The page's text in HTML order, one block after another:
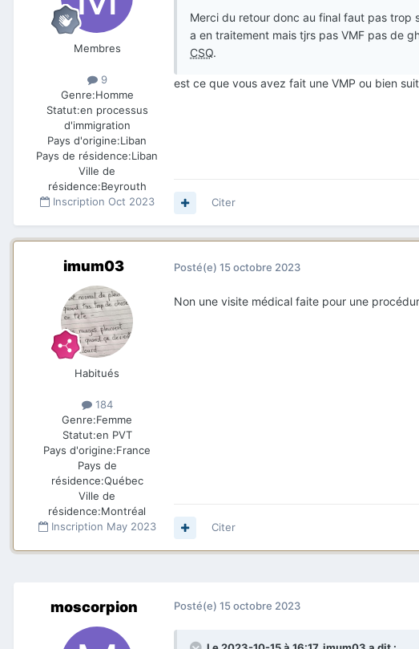
Membres
9
Genre:Homme
Statut:en processus
d'immigration
Pays d'origine:Liban
Pays de résidence:Liban
Ville de
résidence:Beyrouth
Inscription Oct 2023
Merci du retour donc au final faut pas trop
a en traitement mais tjrs pas VMF pas de
CSQ.
est ce que vous avez fait une VMP ou bien
Citer
imum03
Habitués
184
Genre:Femme
Statut:en PVT
Pays d'origine:France
Pays de
résidence:Québec
Ville de
résidence:Montréal
Inscription May 2023
Posté(e) 15 octobre 2023
Non une visite médical faite pour une
Citer
moscorpion Posté(e) 15 octobre 2023